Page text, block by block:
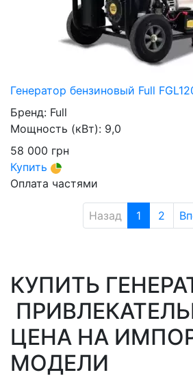
Генератор бензиновый Full
Бренд: Full
Мощность (кВт): 9,0
58 000 грн
Купить
Оплата частями
Назад 1 2
КУПИТЬ
ЦЕНА НА
МОДЕЛИ